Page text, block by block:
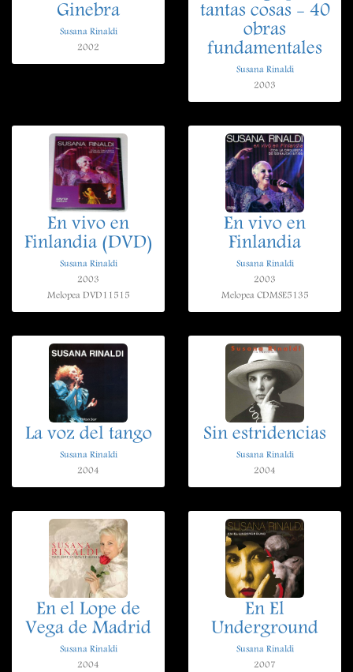
Ginebra
Susana Rinaldi
2002
tantas cosas - 40
obras
fundamentales
Susana Rinaldi
2003
En vivo en
Finlandia (DVD)
Susana Rinaldi
2003
Melopea DVD11515
En vivo en
Finlandia
Susana Rinaldi
2003
Melopea CDMSE5135
La voz del tango
Susana Rinaldi
2004
Sin estridencias
Susana Rinaldi
2004
En el Lope de
Vega de Madrid
Susana Rinaldi
2004
En El
Underground
Susana Rinaldi
2007